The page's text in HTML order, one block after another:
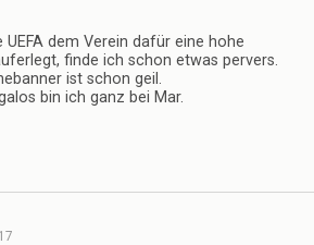
UEFA dem Verein dafür eine hohe
finde ich schon etwas pervers.
ist schon geil.
bin ich ganz bei Mar.